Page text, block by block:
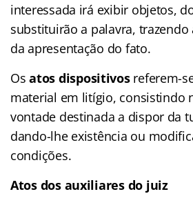
interessada irá exibir objetos,
substituirão a palavra, trazendo
da apresentação do fato.
Osatos dispositivosreferem-
material em litígio, consistindo
vontade destinada a dispor da
dando-lhe existência ou
condições.
Atos dos auxiliares do juiz